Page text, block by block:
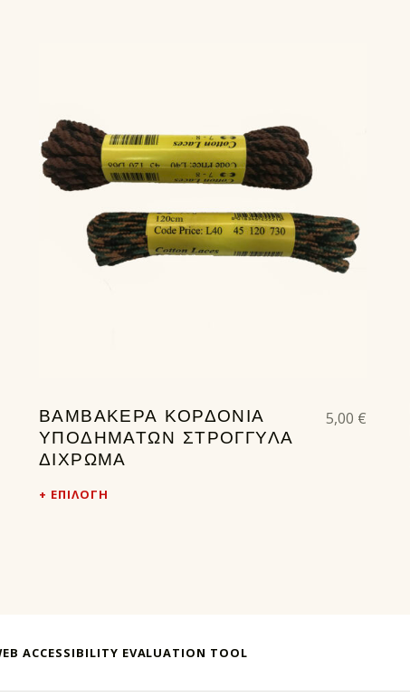
ΒΑΜΒΑΚΕΡΑ ΚΟΡΔΟΝΙΑ
ΥΠΟΔΗΜΑΤΩΝ ΣΤΡΟΓΓΥΛΑ
ΔΙΧΡΩΜΑ
5,00 €
ΕΠΙΛΟΓΉ
ACCESSIBILITY EVALUATION TOOL